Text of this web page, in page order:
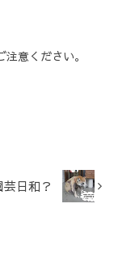
意ください。
日和？